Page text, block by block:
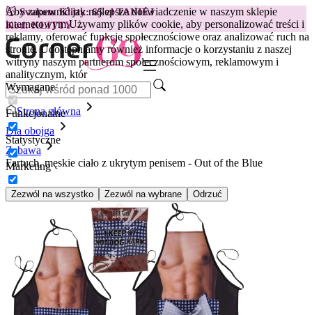
Aby zapewnić jak najlepsze doświadczenie w naszym sklepie
internetowym.Używamy plików cookie, aby personalizować treści i
reklamy, oferować funkcje społecznościowe oraz analizować ruch na
stronie. Udostępniamy również informacje o korzystaniu z naszej
witryny naszym partnerom społecznościowym, reklamowym i
analitycznym, któr
Wymagane
Funkcjonalne
Statystyczne
Marketing
Zezwól na wszystko Zezwól na wybrane Odrzuć
😽Svakom Klitty: 65 zł TANIEJ
Kod: KLITTY →
Strona główna
Dla obojga
Zabawa
Fartuch, męskie ciało z ukrytym penisem - Out of the Blue